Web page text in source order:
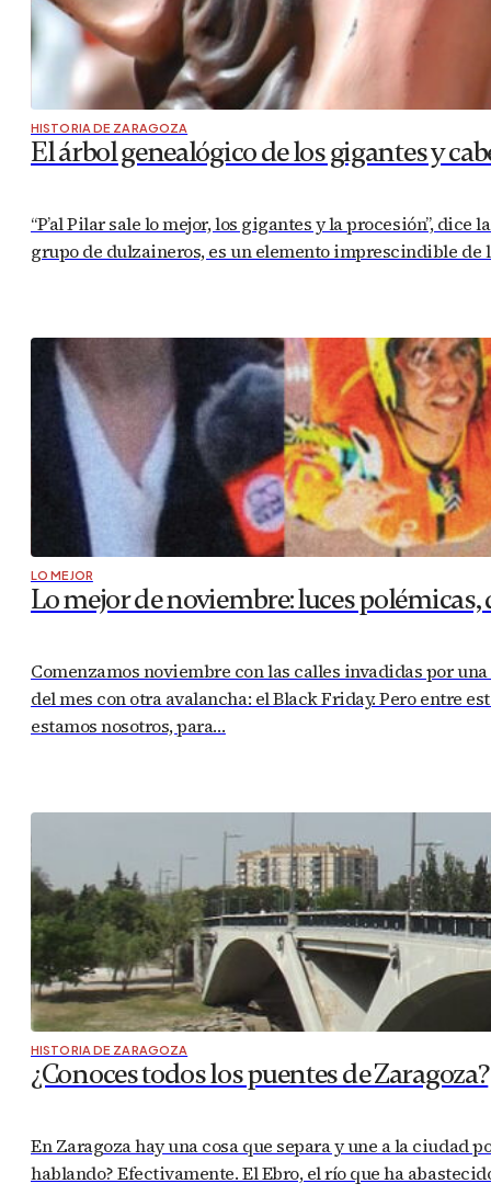
HISTORIA DE ZARAGOZA
El árbol genealógico de los gigantes y
“P’al Pilar sale lo mejor, los gigantes y la procesión”,
grupo de dulzaineros, es un elemento imprescindible de
LO MEJOR
Lo mejor de noviembre: luces
Comenzamos noviembre con las calles invadidas por una
del mes con otra avalancha: el Black Friday. Pero entre
estamos nosotros, para…
HISTORIA DE ZARAGOZA
¿Conoces todos los puentes de Zaragoza?
En Zaragoza hay una cosa que separa y une a la ciudad
hablando? Efectivamente. El Ebro, el río que ha